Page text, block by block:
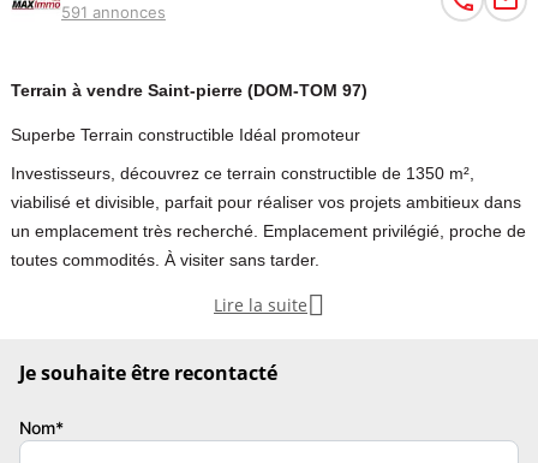
591 annonces
Terrain à vendre Saint-pierre (DOM-TOM 97)
Superbe Terrain constructible Idéal promoteur
Investisseurs, découvrez ce terrain constructible de 1350 m²,
viabilisé et divisible, parfait pour réaliser vos projets ambitieux dans
un emplacement très recherché. Emplacement privilégié, proche de
toutes commodités. À visiter sans tarder.
Découvrez ce magnifique terrain constructible d'environ 1350 m²,
immobilier.
Lire la suite 
Je souhaite être recontacté
Nom*